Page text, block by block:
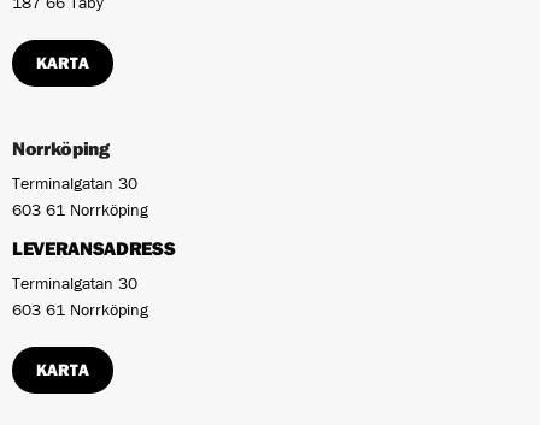
KARTA
Norrköping
Terminalgatan 30
603 61 Norrköping
LEVERANSADRESS
Terminalgatan 30
603 61 Norrköping
KARTA